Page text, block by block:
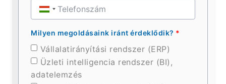
Hungary
Milyen megoldásaink iránt érdeklődik? *
Vállalatirányítási rendszer (ERP)
Üzleti intelligencia rendszer (BI),
adatelemzés